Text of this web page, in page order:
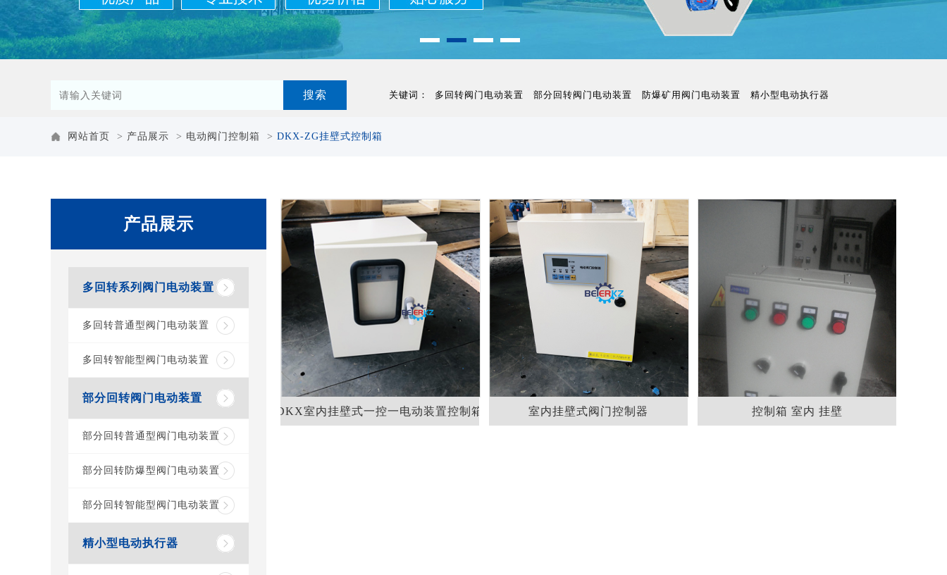
关键词： 多回转阀门电动装置 部分回转阀门电动装置 防爆矿用阀门电动装置 精小型电动执行器
网站首页 > 产品展示 > 电动阀门控制箱 > DKX-ZG挂壁式控制箱
产品展示
多回转系列阀门电动装置
多回转普通型阀门电动装置
多回转智能型阀门电动装置
部分回转阀门电动装置
部分回转普通型阀门电动装置
部分回转防爆型阀门电动装置
部分回转智能型阀门电动装置
精小型电动执行器
DKX室内挂壁式一控一电动装置控制箱 室内挂壁式阀门控制器 控制箱 室内 挂壁